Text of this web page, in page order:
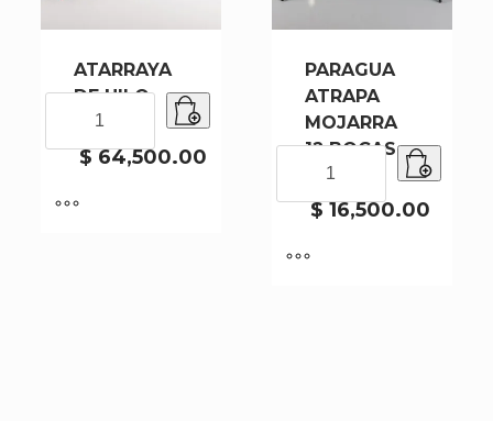
ATARRAYA
DE HILO
CY158
$64,500.00
HILO
cantidad
PARAGUA
ATRAPA
MOJARRA
12 BOCAS
JP-12
$16,500.00
ATRAPA
MOJARRA
BOCAS